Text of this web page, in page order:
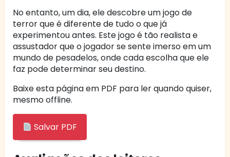
No entanto, um dia, ele descobre um jogo de
terror que é diferente de tudo o que já
experimentou antes. Este jogo é tão realista e
assustador que o jogador se sente imerso em um
mundo de pesadelos, onde cada escolha que ele
faz pode determinar seu destino.
Baixe esta página em PDF para ler quando quiser,
mesmo offline.
Salvar PDF